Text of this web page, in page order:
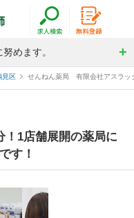
めます。
見区 せんねん薬局 有限会社アスラッ
！1店舗展開の薬局に
す！